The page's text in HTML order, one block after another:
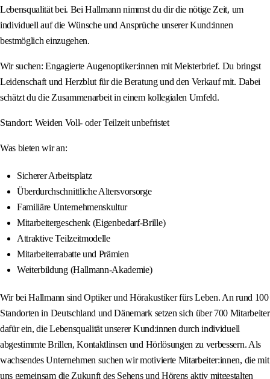
Lebensqualität bei. Bei Hallmann nimmst du dir die nötige Zeit, um
individuell auf die Wünsche und Ansprüche unserer Kund:innen
bestmöglich einzugehen.
Wir suchen: Engagierte Augenoptiker:innen mit Meisterbrief. Du bringst
Leidenschaft und Herzblut für die Beratung und den Verkauf mit. Dabei
schätzt du die Zusammenarbeit in einem kollegialen Umfeld.
Standort: Weiden Voll- oder Teilzeit unbefristet
Was bieten wir an:
Sicherer Arbeitsplatz
Überdurchschnittliche Altersvorsorge
Familiäre Unternehmenskultur
Mitarbeitergeschenk (Eigenbedarf‑Brille)
Attraktive Teilzeitmodelle
Mitarbeiterrabatte und Prämien
Weiterbildung (Hallmann‑Akademie)
Wir bei Hallmann sind Optiker und Hörakustiker fürs Leben. An rund 100
Standorten in Deutschland und Dänemark setzen sich über 700 Mitarbeiter
dafür ein, die Lebensqualität unserer Kund:innen durch individuell
abgestimmte Brillen, Kontaktlinsen und Hörlösungen zu verbessern. Als
wachsendes Unternehmen suchen wir motivierte Mitarbeiter:innen, die mit
uns gemeinsam die Zukunft des Sehens und Hörens aktiv mitgestalten